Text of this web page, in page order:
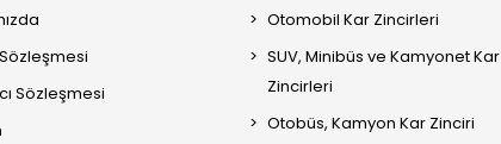
Sözleşmesi
Otomobil Kar Zincirleri
SUV, Minibüs ve Kamyonet Kar
Zincirleri
Otobüs, Kamyon Kar Zinciri